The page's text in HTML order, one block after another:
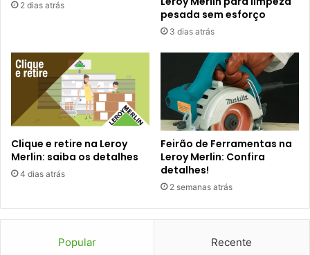
2 dias atrás
pesada sem esforço
3 dias atrás
Clique e retire na Leroy
Merlin: saiba os detalhes
4 dias atrás
Feirão de Ferramentas na
Leroy Merlin: Confira
detalhes!
2 semanas atrás
Popular Recente